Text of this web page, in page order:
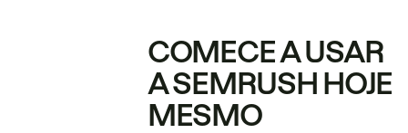
COMECE A USAR
A SEMRUSH HOJE
MESMO